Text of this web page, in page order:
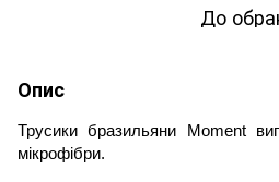
До
Опис
Трусики бразильяни Moment
мікрофібри.